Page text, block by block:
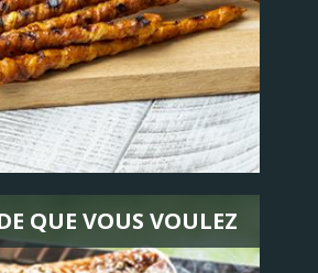
QUE VOUS VOULEZ